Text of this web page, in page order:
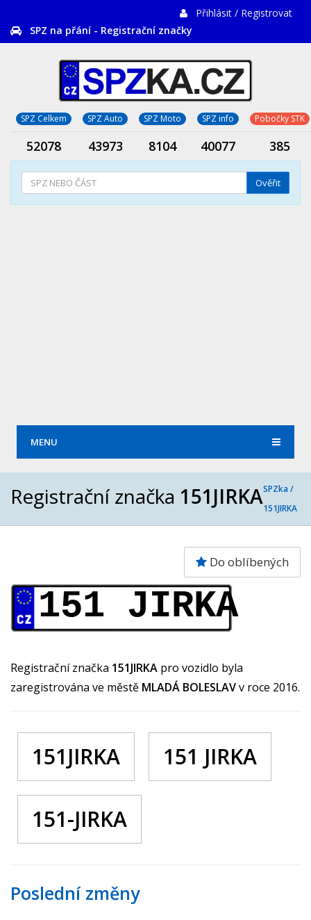
Přihlásit / Registrovat
SPZ na přání - Registrační značky
SPZ Celkem SPZ Auto SPZ Moto SPZ info Pobočky STK
52078 43973 8104 40077 385
Ověřit
MENU
Registrační značka 151JIRKASPZka /
151JIRKA
Do oblíbených
151 JIRKA
Registrační značka 151JIRKA pro vozidlo byla
zaregistrována ve městě MLADÁ BOLESLAVv roce 2016.
151JIRKA 151 JIRKA
151-JIRKA
Poslední změny